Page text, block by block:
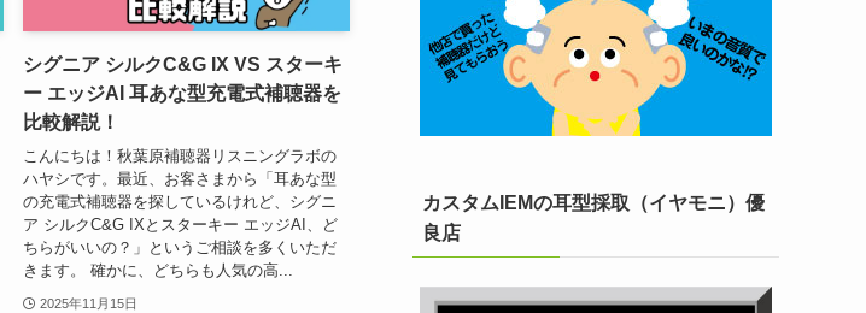
シグニア シルクC&G IX VS スターキ
ー エッジAI 耳あな型充電式補聴器を
比較解説！
こんにちは！秋葉原補聴器リスニングラボの
ハヤシです。最近、お客さまから「耳あな型
の充電式補聴器を探しているけれど、シグニ
ア シルクC&G IXとスターキー エッジAI、ど
ちらがいいの？」というご相談を多くいただ
きます。 確かに、どちらも人気の高...
2025年11月15日
カスタムIEMの耳型採取（イヤモニ）優
良店